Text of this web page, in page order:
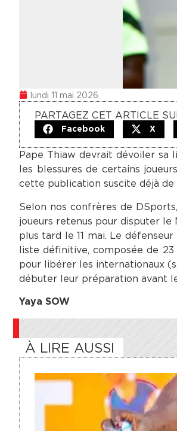
lundi 11 mai 2026
PARTAGEZ CET ARTICLE
Facebook X
Pape Thiaw devrait dévoiler sa
les blessures de certains
cette publication suscite déjà
Selon nos confrères de
joueurs retenus pour disputer le
plus tard le 11 mai. Le
liste définitive, composée de 23
pour libérer les internationaux
débuter leur préparation avant
Yaya SOW
À LIRE AUSSI